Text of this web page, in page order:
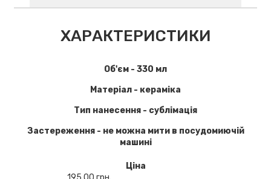
ХАРАКТЕРИСТИКИ
Об'єм - 330 мл
Матеріал - кераміка
Тип нанесення - сублімація
Застереження - не можна мити в посудомиючій
машині
Ціна